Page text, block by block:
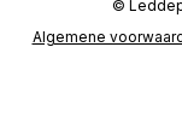
Algemene
©